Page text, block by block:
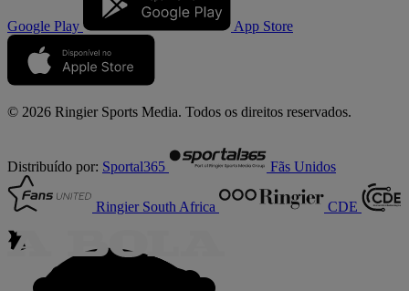
Google Play App Store
© 2026 Ringier Sports Media. Todos os direitos reservados.
Distribuído por: Sportal365 Fãs Unidos
Ringier South Africa CDE